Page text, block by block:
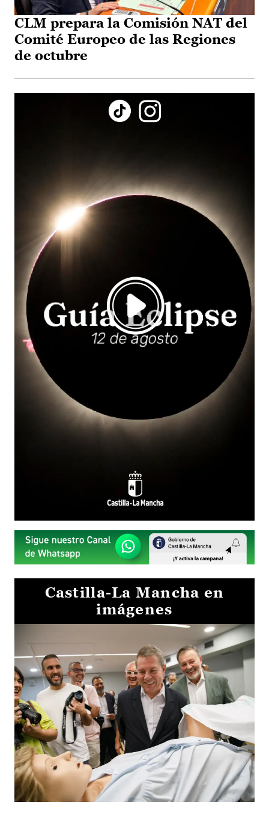
CLM prepara la Comisión NAT del
Comité Europeo de las Regiones
de octubre
Castilla-La Mancha en
imágenes